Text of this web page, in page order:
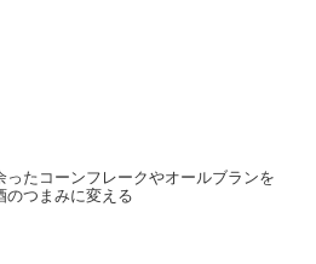
ったコーンフレークやオールブランを
のつまみに変える